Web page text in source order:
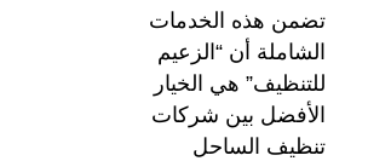
تضمن هذه الخدمات
الشاملة أن “الزعيم
للتنظيف” هي الخيار
الأفضل بين شركات
تنظيف الساحل